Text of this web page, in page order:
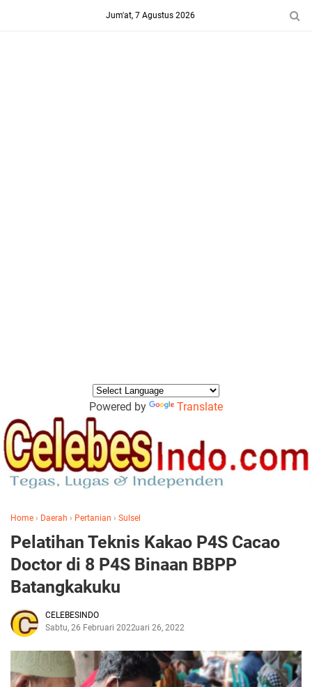
Jum'at, 7 Agustus 2026
Powered by Translate
Home › Daerah › Pertanian › Sulsel
Pelatihan Teknis Kakao P4S Cacao
Doctor di 8 P4S Binaan BBPP
Batangkakuku
CELEBESINDO
Sabtu, 26 Februari 2022Februari 26, 2022